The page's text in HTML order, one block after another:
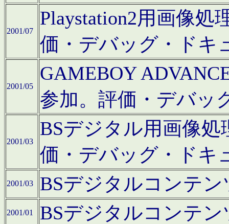
2001/07
Playstation2用画像
価・デバッグ・ドキ
2001/05
GAMEBOY
参加。評価・デバッ
2001/03
BSデジタル用画像
価・デバッグ・ドキ
2001/03 BSデジタルコンテ
2001/01 BSデジタルコンテ